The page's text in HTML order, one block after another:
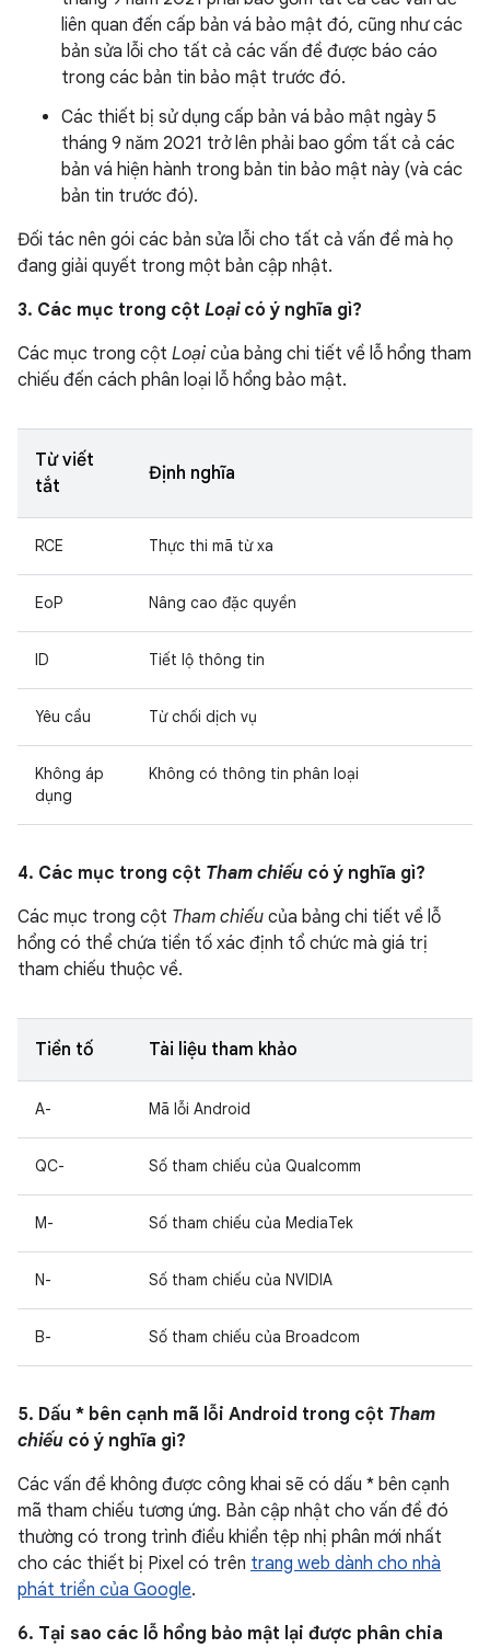
liên quan đến cấp bản vá bảo mật đó, cũng như các
bản sửa lỗi cho tất cả các vấn đề được báo cáo
trong các bản tin bảo mật trước đó.
Các thiết bị sử dụng cấp bản vá bảo mật ngày 5
tháng 9 năm 2021 trở lên phải bao gồm tất cả các
bản vá hiện hành trong bản tin bảo mật này (và các
bản tin trước đó).
Đối tác nên gói các bản sửa lỗi cho tất cả vấn đề mà họ
đang giải quyết trong một bản cập nhật.
3. Các mục trong cột Loạicó ý nghĩa gì?
Các mục trong cột Loại của bảng chi tiết về lỗ hổng tham
chiếu đến cách phân loại lỗ hổng bảo mật.
Từ viết
tắt
Định nghĩa
RCE Thực thi mã từ xa
EoP Nâng cao đặc quyền
ID Tiết lộ thông tin
Yêu cầu Từ chối dịch vụ
Không áp
dụng
Không có thông tin phân loại
4. Các mục trong cột Tham chiếu có ý nghĩa gì?
Các mục trong cột Tham chiếu của bảng chi tiết về lỗ
hổng có thể chứa tiền tố xác định tổ chức mà giá trị
tham chiếu thuộc về.
Tiền tố Tài liệu tham khảo
A- Mã lỗi Android
QC- Số tham chiếu của Qualcomm
M- Số tham chiếu của MediaTek
N- Số tham chiếu của NVIDIA
B- Số tham chiếu của Broadcom
5. Dấu * bên cạnh mã lỗi Android trong cột Tham
chiếu có ý nghĩa gì?
Các vấn đề không được công khai sẽ có dấu * bên cạnh
mã tham chiếu tương ứng. Bản cập nhật cho vấn đề đó
thường có trong trình điều khiển tệp nhị phân mới nhất
cho các thiết bị Pixel có trên trang web dành cho nhà
phát triển của Google.
6. Tại sao các lỗ hổng bảo mật lại được phân chia